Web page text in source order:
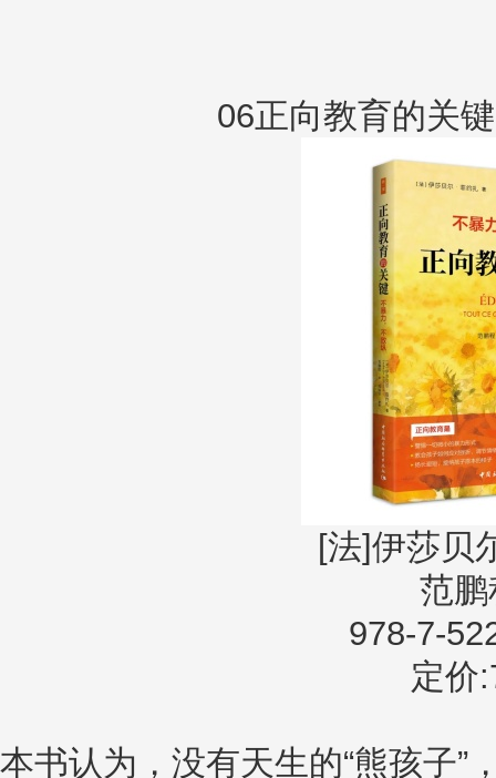
06正向教育的关
[法]伊莎贝
范
978-7-
定价
本书认为，没有天生的“熊孩子”